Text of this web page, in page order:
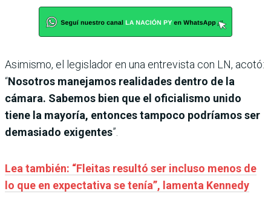
Asimismo, el legislador en una entrevista con LN, acotó:
“Nosotros manejamos realidades dentro de la
cámara. Sabemos bien que el oficialismo unido
tiene la mayoría, entonces tampoco podríamos ser
demasiado exigentes”.
Lea también: “Fleitas resultó ser incluso menos de
lo que en expectativa se tenía”, lamenta Kennedy